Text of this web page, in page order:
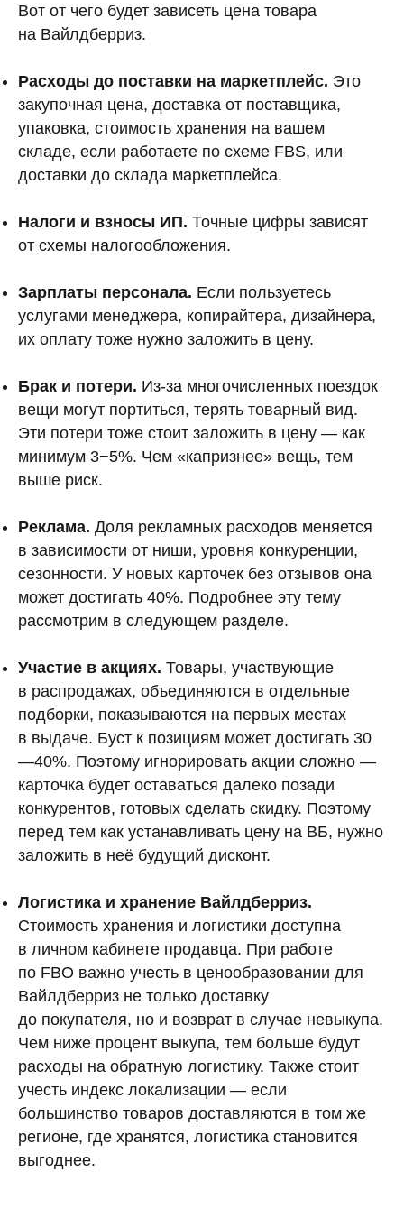
Вот от чего будет зависеть цена товара
на Вайлдберриз.
Расходы до поставки на маркетплейс. Это
закупочная цена, доставка от поставщика,
упаковка, стоимость хранения на вашем
складе, если работаете по схеме FBS, или
доставки до склада маркетплейса.
Налоги и взносы ИП. Точные цифры зависят
от схемы налогообложения.
Зарплаты персонала. Если пользуетесь
услугами менеджера, копирайтера, дизайнера,
их оплату тоже нужно заложить в цену.
Брак и потери. Из-за многочисленных поездок
вещи могут портиться, терять товарный вид.
Эти потери тоже стоит заложить в цену — как
минимум 3−5%. Чем «капризнее» вещь, тем
выше риск.
Реклама. Доля рекламных расходов меняется
в зависимости от ниши, уровня конкуренции,
сезонности. У новых карточек без отзывов она
может достигать 40%. Подробнее эту тему
рассмотрим в следующем разделе.
Участие в акциях. Товары, участвующие
в распродажах, объединяются в отдельные
подборки, показываются на первых местах
в выдаче. Буст к позициям может достигать 30
—40%. Поэтому игнорировать акции сложно —
карточка будет оставаться далеко позади
конкурентов, готовых сделать скидку. Поэтому
перед тем как устанавливать цену на ВБ, нужно
заложить в неё будущий дисконт.
Логистика и хранение Вайлдберриз.
Стоимость хранения и логистики доступна
в личном кабинете продавца. При работе
по FBO важно учесть в ценообразовании для
Вайлдберриз не только доставку
до покупателя, но и возврат в случае невыкупа.
Чем ниже процент выкупа, тем больше будут
расходы на обратную логистику. Также стоит
учесть индекс локализации — если
большинство товаров доставляются в том же
регионе, где хранятся, логистика становится
выгоднее.